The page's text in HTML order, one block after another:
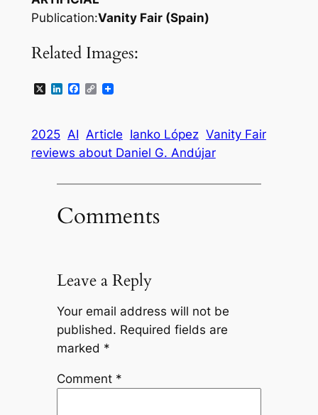
Publication:Vanity Fair (Spain)
Related Images:
X LinkedIn
Facebook
Copy
2025 AI Article Ianko López Vanity Fair
reviews about Daniel G. Andújar
Comments
Leave a Reply
Your email address will not be
published. Required fields are
marked *
Comment *